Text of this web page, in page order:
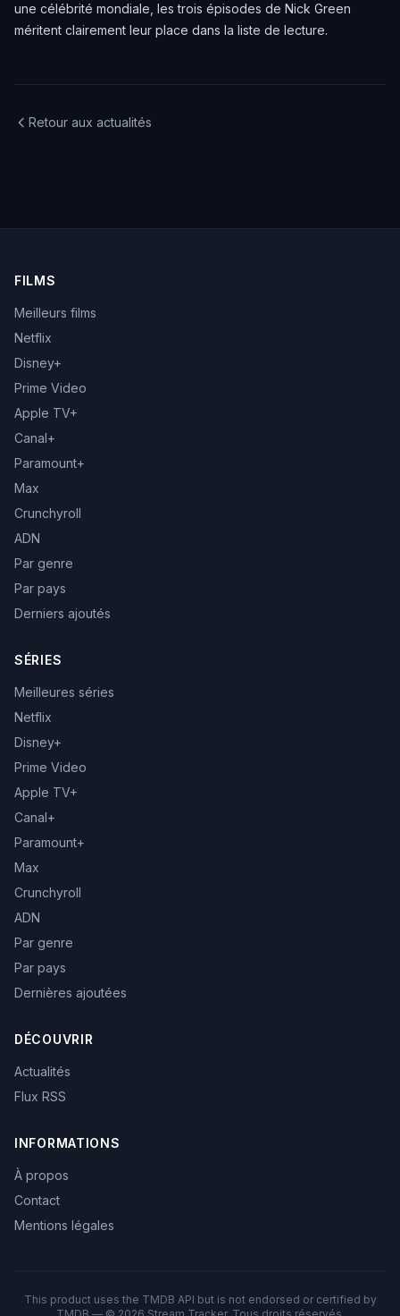
une célébrité mondiale, les trois épisodes de Nick Green
méritent clairement leur place dans la liste de lecture.
Retour aux actualités
FILMS
Meilleurs films
Netflix
Disney+
Prime Video
Apple TV+
Canal+
Paramount+
Max
Crunchyroll
ADN
Par genre
Par pays
Derniers ajoutés
SÉRIES
Meilleures séries
Netflix
Disney+
Prime Video
Apple TV+
Canal+
Paramount+
Max
Crunchyroll
ADN
Par genre
Par pays
Dernières ajoutées
DÉCOUVRIR
Actualités
Flux RSS
INFORMATIONS
À propos
Contact
Mentions légales
This product uses the TMDB API but is not endorsed or certified by